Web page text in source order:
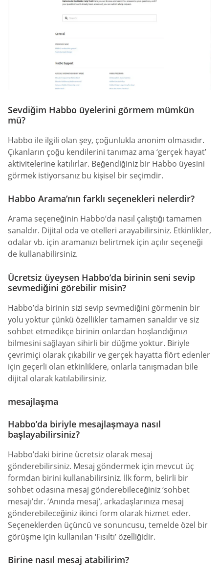
Sevdiğim Habbo üyelerini görmem mümkün
mü?
Habbo ile ilgili olan şey, çoğunlukla anonim olmasıdır.
Çıkanların çoğu kendilerini tanımaz ama ‘gerçek hayat’
aktivitelerine katılırlar. Beğendiğiniz bir Habbo üyesini
görmek istiyorsanız bu kişisel bir seçimdir.
Habbo Arama’nın farklı seçenekleri nelerdir?
Arama seçeneğinin Habbo’da nasıl çalıştığı tamamen
sanaldır. Dijital oda ve otelleri arayabilirsiniz. Etkinlikler,
odalar vb. için aramanızı belirtmek için açılır seçeneği
de kullanabilirsiniz.
Ücretsiz üyeysen Habbo’da birinin seni sevip
sevmediğini görebilir misin?
Habbo’da birinin sizi sevip sevmediğini görmenin bir
yolu yoktur çünkü özellikler tamamen sanaldır ve siz
sohbet etmedikçe birinin onlardan hoşlandığınızı
bilmesini sağlayan sihirli bir düğme yoktur. Biriyle
çevrimiçi olarak çıkabilir ve gerçek hayatta flört edenler
için geçerli olan etkinliklere, onlarla tanışmadan bile
dijital olarak katılabilirsiniz.
mesajlaşma
Habbo’da biriyle mesajlaşmaya nasıl
başlayabilirsiniz?
Habbo’daki birine ücretsiz olarak mesaj
gönderebilirsiniz. Mesaj göndermek için mevcut üç
formdan birini kullanabilirsiniz. İlk form, belirli bir
sohbet odasına mesaj gönderebileceğiniz ‘sohbet
mesajı’dır. ‘Anında mesaj’, arkadaşlarınıza mesaj
gönderebileceğiniz ikinci form olarak hizmet eder.
Seçeneklerden üçüncü ve sonuncusu, temelde özel bir
görüşme için kullanılan ‘Fısıltı’ özelliğidir.
Birine nasıl mesaj atabilirim?